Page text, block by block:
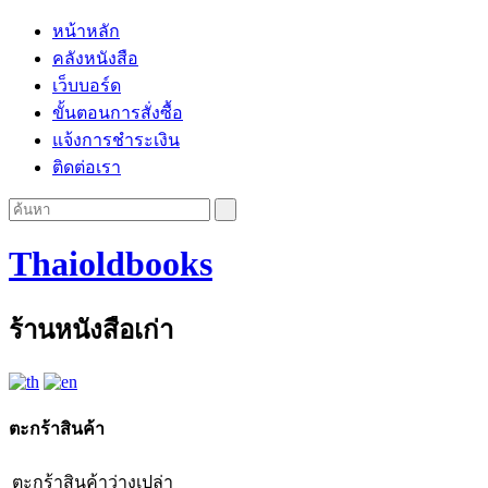
หน้าหลัก
คลังหนังสือ
เว็บบอร์ด
ขั้นตอนการสั่งซื้อ
แจ้งการชำระเงิน
ติดต่อเรา
Thaioldbooks
ร้านหนังสือเก่า
ตะกร้าสินค้า
ตะกร้าสินค้าว่างเปล่า